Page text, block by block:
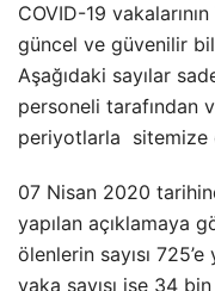
COVID-19
güncel ve güvenilir
Aşağıdaki sayılar
personeli tarafından
periyotlarla sitemize
07 Nisan 2020
yapılan açıklamaya
ölenlerin sayısı
vaka sayısı ise 34